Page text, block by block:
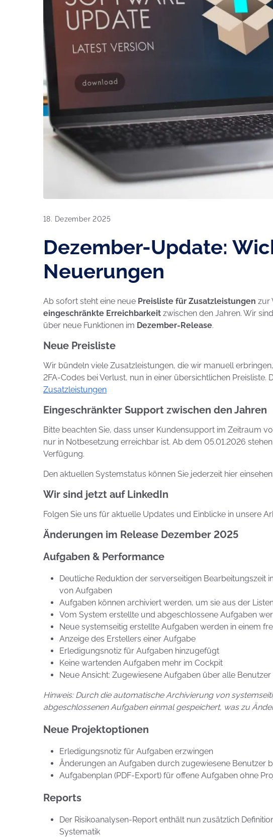
18. Dezember 2025
Dezember-Update:
Neuerungen
Ab sofort steht eine neue Preisliste für Zusatzleistungen zur
eingeschränkte Erreichbarkeit zwischen den Jahren. Wir
über neue Funktionen im Dezember-Release.
Neue Preisliste
Wir bündeln viele Zusatzleistungen, die wir manuell
2FA-Codes bei Verlust, nun in einer übersichtlichen Preisliste.
Zusatzleistungen
Eingeschränkter Support zwischen den Jahren
Bitte beachten Sie, dass unser Kundensupport im Zeitraum
nur in Notbesetzung erreichbar ist. Ab dem 05.01.2026
Verfügung.
Den aktuellen Systemstatus können Sie jederzeit hier einsehen:
Wir sind jetzt auf LinkedIn
Folgen Sie uns für aktuelle Updates und Einblicke in unsere
Änderungen im Release Dezember 2025
Aufgaben & Performance
Deutliche Reduktion der serverseitigen Bearbeitungszeit
von Aufgaben
Aufgaben können archiviert werden, um sie aus der
Vom System erstellte und abgeschlossene Aufgaben
Neue systemseitig erstellte Aufgaben werden in einem
Anzeige des Erstellers einer Aufgabe
Erledigungsnotiz für Aufgaben hinzugefügt
Keine wartenden Aufgaben mehr im Cockpit
Neue Ansicht: Zugewiesene Aufgaben über alle
Hinweis: Durch die automatische Archivierung von
abgeschlossenen Aufgaben einmal gespeichert, was zu
Neue Projektoptionen
Erledigungsnotiz für Aufgaben erzwingen
Änderungen an Aufgaben durch zugewiesene Benutzer
Aufgabenplan (PDF-Export) für offene Aufgaben ohne
Reports
Der Risikoanalysen-Report enthält nun zusätzlich
Systematik